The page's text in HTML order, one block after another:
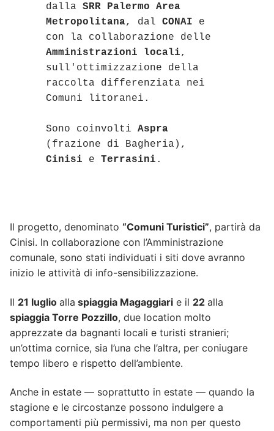
dalla SRR Palermo Area
Metropolitana, dal CONAI e
Amministrazioni locali,
sull'ottimizzazione della
raccolta differenziata nei
Comuni litoranei.
Sono coinvolti Aspra
Cinisi e Terrasini .
Il progetto, denominato “Comuni Turistici”, partirà da
Cinisi. ln collaborazione con l’Amministrazione
comunale, sono stati individuati i siti dove avranno
inizio le attività di info-sensibilizzazione.
Il 21 luglio alla spiaggia Magaggiari e il 22 alla
spiaggia Torre Pozzillo, due location molto
apprezzate da bagnanti locali e turisti stranieri;
un’ottima cornice, sia l’una che l’altra, per coniugare
tempo libero e rispetto dell’ambiente.
Anche in estate — soprattutto in estate — quando la
stagione e le circostanze possono indulgere a
comportamenti più permissivi, ma non per questo